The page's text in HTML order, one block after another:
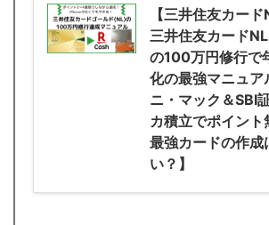
【三井住友カード
三井住友カード
の100万円修行で
化の最強マニュア
ニ・マック＆SBI
カ積立でポイント
最強カードの作成
い？】